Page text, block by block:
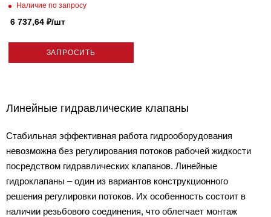
Наличие по запросу
6 737,64 ₽/шт
ЗАПРОСИТЬ
Линейные гидравлические клапаны
Стабильная эффективная работа гидрооборудования
невозможна без регулирования потоков рабочей жидкости
посредством гидравлических клапанов. Линейные
гидроклапаны – один из вариантов конструкционного
решения регулировки потоков. Их особенность состоит в
наличии резьбового соединения, что облегчает монтаж